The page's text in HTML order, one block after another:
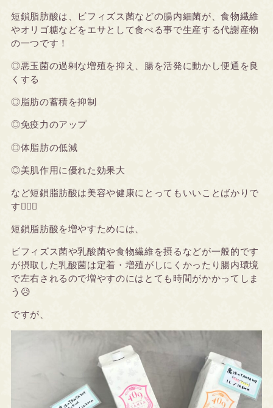
短鎖脂肪酸は、ビフィズス菌などの腸内細菌が、食物繊維
やオリゴ糖などをエサとして食べる事で生産する代謝産物
の一つです！
◎悪玉菌の過剰な増殖を抑え、腸を活発に動かし便通を良
くする
◎脂肪の蓄積を抑制
◎免疫力のアップ
◎体脂肪の低減
◎美肌作用に優れた効果大
など短鎖脂肪酸は美容や健康にとってもいいことばかりで
す🙆🏻‍♀️
短鎖脂肪酸を増やすためには、
ビフィズス菌や乳酸菌や食物繊維を摂るなどが一般的です
が摂取した乳酸菌は定着・増殖がしにくかったり腸内環境
で左右されるので増やすのにはとても時間がかかってしま
う😥
ですが、